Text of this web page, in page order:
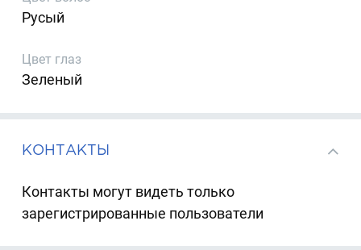
Русый
Цвет глаз
Зеленый
КОНТАКТЫ
Контакты могут видеть только
зарегистрированные пользователи